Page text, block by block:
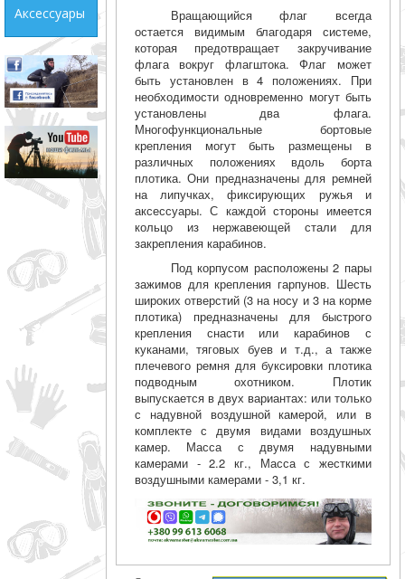
Аксессуары
Вращающийся флаг всегда
остается видимым благодаря системе,
которая предотвращает закручивание
флага вокруг флагштока. Флаг может
быть установлен в 4 положениях. При
необходимости одновременно могут быть
установлены два флага.
Многофункциональные бортовые
крепления могут быть размещены в
различных положениях вдоль борта
плотика. Они предназначены для ремней
на липучках, фиксирующих ружья и
аксессуары. С каждой стороны имеется
кольцо из нержавеющей стали для
закрепления карабинов.
Под корпусом расположены 2 пары
зажимов для крепления гарпунов. Шесть
широких отверстий (3 на носу и 3 на корме
плотика) предназначены для быстрого
крепления снасти или карабинов с
куканами, тяговых буев и т.д., а также
плечевого ремня для буксировки плотика
подводным охотником. Плотик
выпускается в двух вариантах: или только
с надувной воздушной камерой, или в
комплекте с двумя видами воздушных
камер. Масса с двумя надувными
камерами - 2.2 кг., Масса с жесткими
воздушными камерами - 3,1 кг.